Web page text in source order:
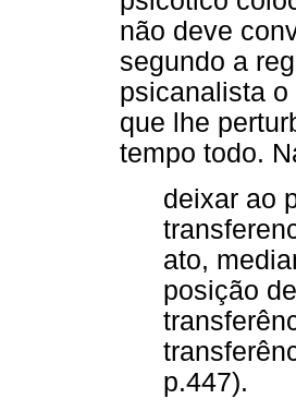
não deve
segundo a
psicanalista
que lhe
tempo todo.
deixar ao
ato,
posição
p.447).